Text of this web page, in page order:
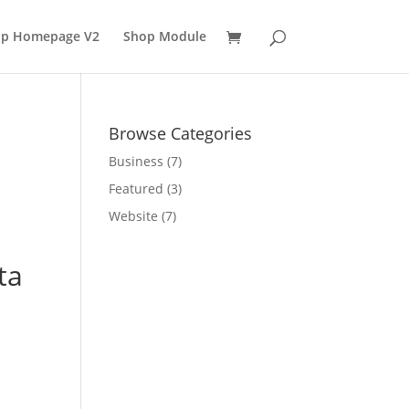
Homepage V2 Shop Module
Browse Categories
Business (7)
Featured (3)
Website (7)